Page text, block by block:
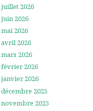
juillet 2026
juin 2026
mai 2026
avril 2026
mars 2026
février 2026
janvier 2026
décembre 2025
novembre 2025